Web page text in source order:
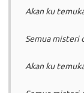
Akan ku
Semua misteri
Akan ku